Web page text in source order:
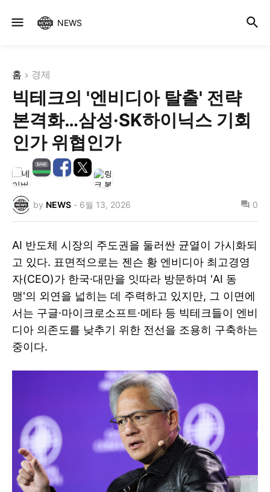
NEWS
홈 경제
빅테크의 '엔비디아 탈출' 전략
본격화…삼성·SK하이닉스 기회
인가 위협인가
by NEWS - 6월 13, 2026 0
AI 반도체 시장의 주도권을 둘러싼 균열이 가시화되
고 있다. 표면적으로는 젠슨 황 엔비디아 최고경영
자(CEO)가 한국·대만을 잇따라 방문하며 'AI 동
맹'의 외연을 넓히는 데 주력하고 있지만, 그 이면에
서는 구글·마이크로소프트·메타 등 빅테크들이 엔비
디아 의존도를 낮추기 위한 전선을 조용히 구축하는
중이다.